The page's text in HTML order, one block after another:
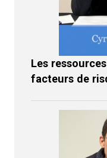
Les
facteurs de